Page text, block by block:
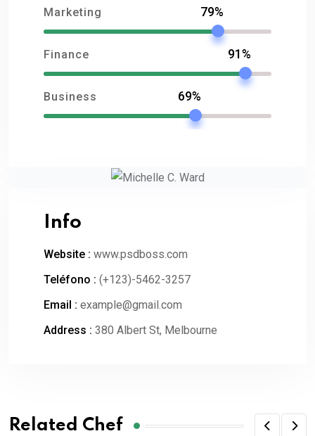
Marketing 79%
Finance 91%
Business 69%
Info
Website : www.psdboss.com
Teléfono : (+123)-5462-3257
Email : example@gmail.com
Address : 380 Albert St, Melbourne
Related Chef